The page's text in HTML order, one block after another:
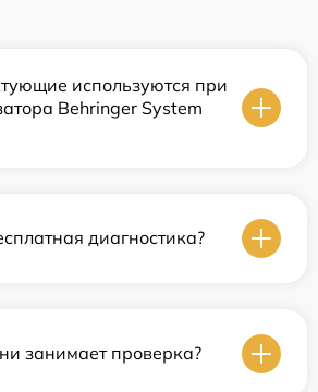
используются при
Behringer System
диагностика?
занимает проверка?